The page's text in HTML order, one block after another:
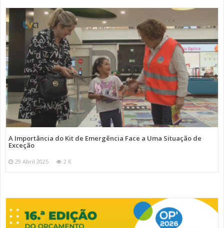
A Importância do Kit de Emergência Face a Uma Situação de
Exceção
29 Abril 2025 2 K